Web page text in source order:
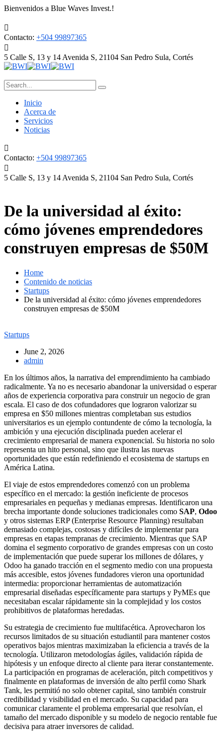
Bienvenidos a Blue Waves Invest.!
Contacto: +504 99897365
5 Calle S, 13 y 14 Avenida S, 21104 San Pedro Sula, Cortés
Inicio
Acerca de
Servicios
Noticias
Contacto: +504 99897365
5 Calle S, 13 y 14 Avenida S, 21104 San Pedro Sula, Cortés
De la universidad al éxito:
cómo jóvenes emprendedores
construyen empresas de $50M
Home
Contenido de noticias
Startups
De la universidad al éxito: cómo jóvenes emprendedores
construyen empresas de $50M
Startups
June 2, 2026
admin
En los últimos años, la narrativa del emprendimiento ha cambiado
radicalmente. Ya no es necesario abandonar la universidad o esperar
años de experiencia corporativa para construir un negocio de gran
escala. El caso de dos cofundadores que lograron valorizar su
empresa en $50 millones mientras completaban sus estudios
universitarios es un ejemplo contundente de cómo la tecnología, la
ambición y una ejecución disciplinada pueden acelerar el
crecimiento empresarial de manera exponencial. Su historia no solo
representa un hito personal, sino que ilustra las nuevas
oportunidades que están redefiniendo el ecosistema de startups en
América Latina.
El viaje de estos emprendedores comenzó con un problema
específico en el mercado: la gestión ineficiente de procesos
empresariales en pequeñas y medianas empresas. Identificaron una
brecha importante donde soluciones tradicionales como SAP, Odoo
y otros sistemas ERP (Enterprise Resource Planning) resultaban
demasiado complejas, costosas y difíciles de implementar para
empresas en etapas tempranas de crecimiento. Mientras que SAP
domina el segmento corporativo de grandes empresas con un costo
de implementación que puede superar los millones de dólares, y
Odoo ha ganado tracción en el segmento medio con una propuesta
más accesible, estos jóvenes fundadores vieron una oportunidad
intermedia: proporcionar herramientas de automatización
empresarial diseñadas específicamente para startups y PyMEs que
necesitaban escalar rápidamente sin la complejidad y los costos
prohibitivos de plataformas heredadas.
Su estrategia de crecimiento fue multifacética. Aprovecharon los
recursos limitados de su situación estudiantil para mantener costos
operativos bajos mientras maximizaban la eficiencia a través de la
tecnología. Utilizaron metodologías ágiles, validación rápida de
hipótesis y un enfoque directo al cliente para iterar constantemente.
La participación en programas de aceleración, pitch competitivos y
finalmente en plataformas de inversión de alto perfil como Shark
Tank, les permitió no solo obtener capital, sino también construir
credibilidad y visibilidad en el mercado. Su capacidad para
comunicar claramente el problema empresarial que resolvían, el
tamaño del mercado disponible y su modelo de negocio rentable fue
decisiva para atraer inversores de calidad.